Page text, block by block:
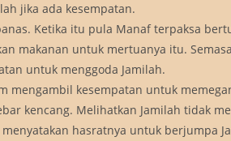
jika ada kesempatan.
Ketika itu pula Manaf terpaksa
makanan untuk mertuanya itu.
untuk menggoda Jamilah.
mengambil kesempatan untuk
kencang. Melihatkan Jamilah tidak
hasratnya untuk berjumpa